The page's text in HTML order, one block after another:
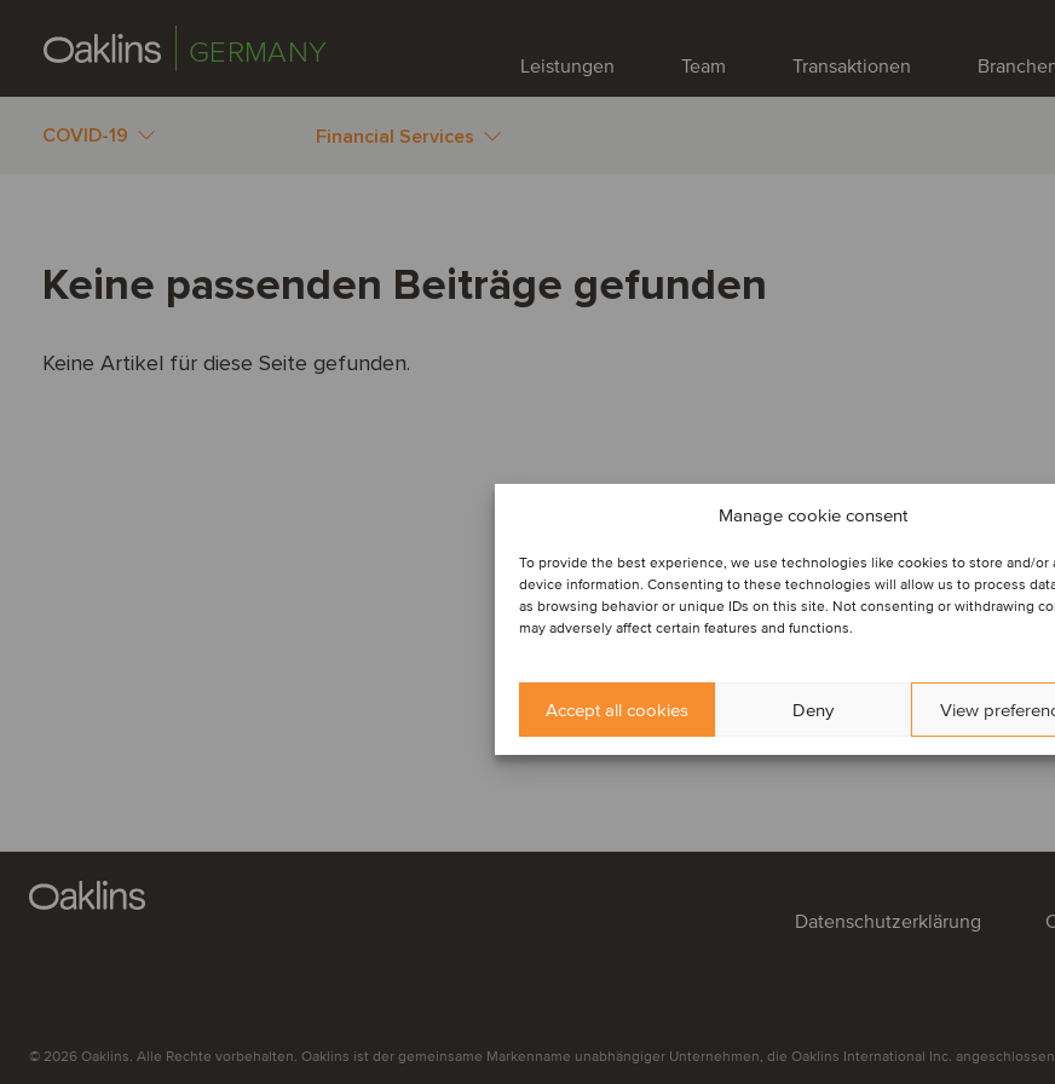
Manage cookie consent
To provide the best experience, we use technologies like cookies to store and/or
device information. Consenting to these technologies will allow us to process
as browsing behavior or unique IDs on this site. Not consenting or withdrawing
may adversely affect certain features and functions.
Accept all cookies Deny View
GERMANY Leistungen Team Transaktionen
COVID-19 Financial Services
Keine passenden Beiträge gefunden
Keine Artikel für diese Seite gefunden.
Datenschutzerklärung
© 2026 Oaklins. Alle Rechte vorbehalten. Oaklins ist der gemeinsame Markenname unabhängiger Unternehmen, die Oaklins International Inc.